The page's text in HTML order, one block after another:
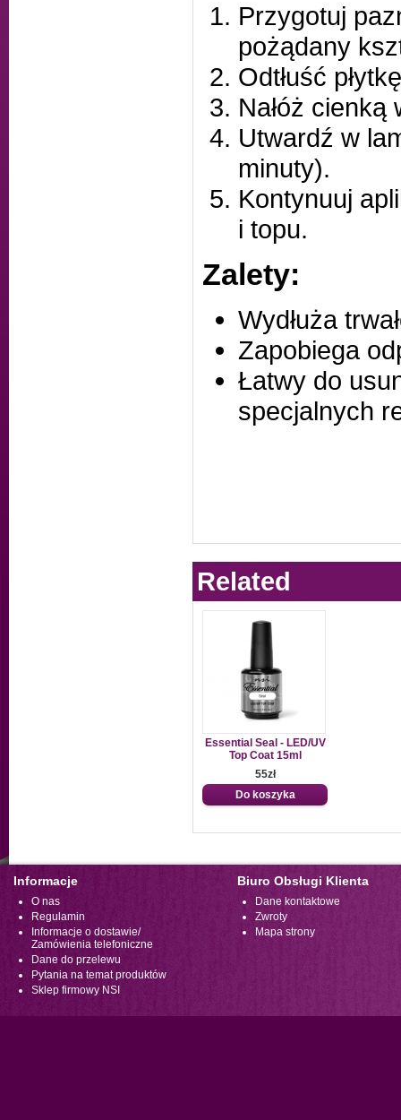
Przygotuj
pożądany
Odtłuść
Nałóż
Utwardź w
minuty).
Kontynuuj
i topu.
Zalety:
Wydłuża
Zapobiega
Łatwy do
specjalnych
Related
Essential Seal - LED/UV
Top Coat 15ml
55zł
Do koszyka
Informacje
O nas
Regulamin
Informacje o dostawie/
Zamówienia telefoniczne
Dane do przelewu
Pytania na temat produktów
Sklep firmowy NSI
Biuro Obsługi Klienta
Dane kontaktowe
Zwroty
Mapa strony